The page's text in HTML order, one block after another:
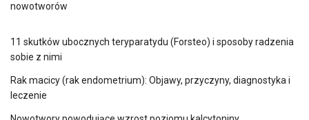
nowotworów
11 skutków ubocznych teryparatydu (Forsteo) i sposoby radzenia
sobie z nimi
Rak macicy (rak endometrium): Objawy, przyczyny, diagnostyka i
leczenie